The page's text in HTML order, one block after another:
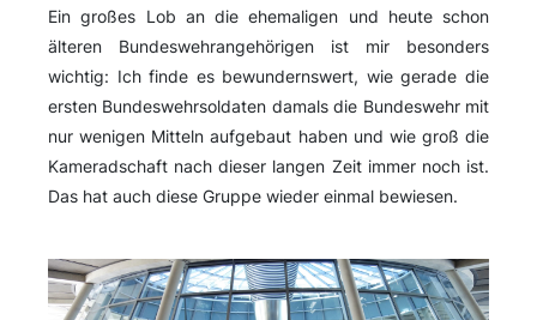
Ein großes Lob an die ehemaligen und heute schon
älteren Bundeswehrangehörigen ist mir besonders
wichtig: Ich finde es bewundernswert, wie gerade die
ersten Bundeswehrsoldaten damals die Bundeswehr mit
nur wenigen Mitteln aufgebaut haben und wie groß die
Kameradschaft nach dieser langen Zeit immer noch ist.
Das hat auch diese Gruppe wieder einmal bewiesen.